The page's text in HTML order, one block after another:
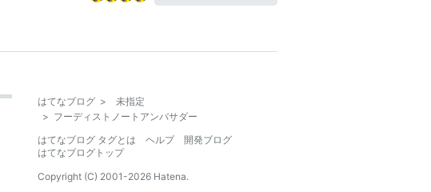
はてなブログ >
未指定
> フーディストノートアンバサダー
はてなブログ タグとは
ヘルプ
開発ブログ
はてなブログトップ
Copyright (C) 2001-2026 Hatena.